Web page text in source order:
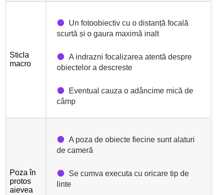
Sticla
macro
Un fotoobiectiv cu o distanță focală
scurtă și o gaura maximă inalt
A indrazni focalizarea atentă despre
obiectelor a descreste
Eventual cauza o adâncime mică de
câmp
Poza în
protos
aievea
A poza de obiecte fiecine sunt alaturi
de cameră
Se cumva executa cu oricare tip de
linte